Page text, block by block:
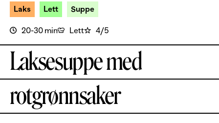
Laks Lett Suppe
20-30 min Lett 4/5
Laksesuppe med
rotgrønnsaker